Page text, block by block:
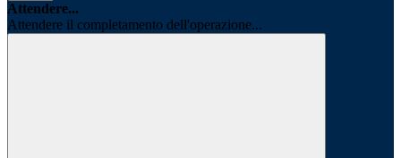
Attendere...
Attendere il completamento dell'operazione...